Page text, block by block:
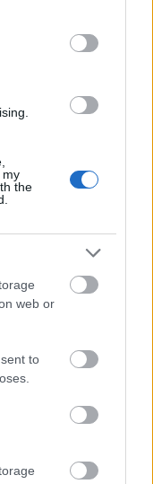
in below Google
my
the
web or
to
hatással van a
elmozdul az
és egészen
a színpadon. A